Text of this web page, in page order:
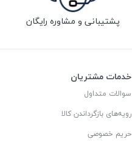
پشتیبانی و مشاوره رایگان
خدمات مشتریان
سوالات متداول
رویه‌های بازگرداندن کالا
حریم خصوصی